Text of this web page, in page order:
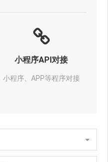
小程序API对接
小程序、APP等程序对接